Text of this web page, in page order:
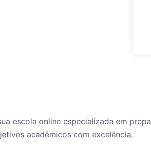
escola online especializada em
acadêmicos com excelência.